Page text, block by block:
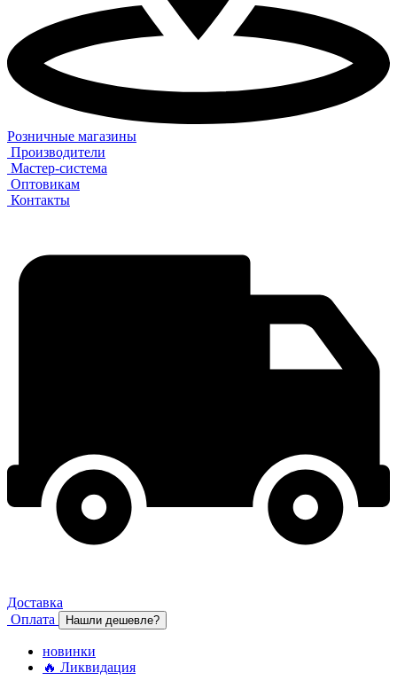
Розничные магазины
Производители
Мастер-система
Оптовикам
Контакты
Доставка
Оплата
Нашли дешевле?
новинки
🔥 Ликвидация